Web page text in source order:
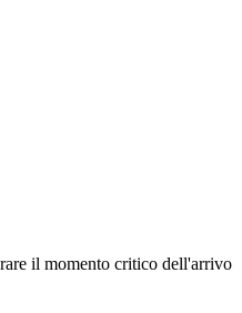
il momento critico dell'arrivo